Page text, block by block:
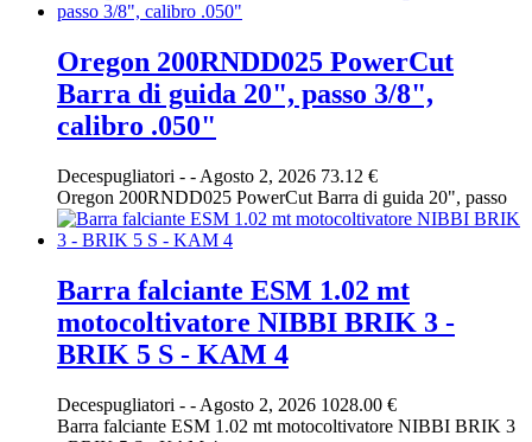
Oregon 200RNDD025 PowerCut
Barra di guida 20", passo 3/8",
calibro .050"
Decespugliatori - - Agosto 2, 2026 73.12 €
Oregon 200RNDD025 PowerCut Barra di guida 20", passo
Barra falciante ESM 1.02 mt
motocoltivatore NIBBI BRIK 3 -
BRIK 5 S - KAM 4
Decespugliatori - - Agosto 2, 2026 1028.00 €
Barra falciante ESM 1.02 mt motocoltivatore NIBBI BRIK 3